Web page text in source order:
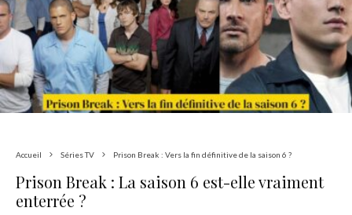
Accueil Séries TV Prison Break : Vers la fin définitive de la saison 6 ?
Prison Break : La saison 6 est-elle vraiment
enterrée ?